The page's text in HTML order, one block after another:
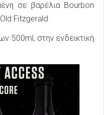
σε βαρέλια Bourbon
Fitzgerald.
500ml, στην ενδεικτική